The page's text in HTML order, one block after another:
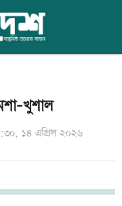
খুশাল
১৪ এপ্রিল ২০২৬